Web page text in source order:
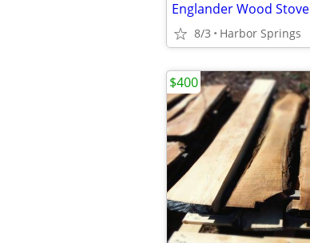
Englander Wood Stove
8/3 Harbor Springs
$400